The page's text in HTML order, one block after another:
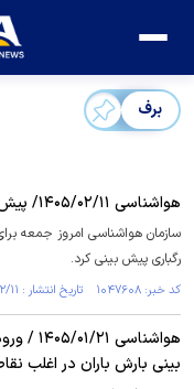
برف
هواشناسی ۱۴۰۵/۰۲/۱۱/ پیش بینی بارش‌های رگباری در مناطقی از کشور
سازمان هواشناسی امروز جمعه
رگباری پیش بینی کرد.
کد خبر: ۱۰۴۷۶۰۸ تاریخ انتشار : ۱۴۰۵/۰۲/۱۱
بینی بارش باران در اغلب